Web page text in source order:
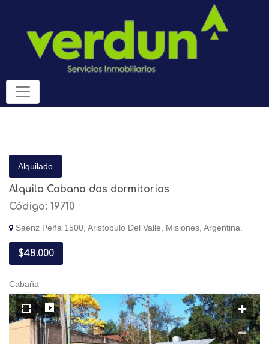
Alquilado
Alquilo Cabana dos dormitorios
Código: 19710
Saenz Peña 1500, Aristobulo Del Valle, Misiones, Argentina.
$48.000
Cabaña